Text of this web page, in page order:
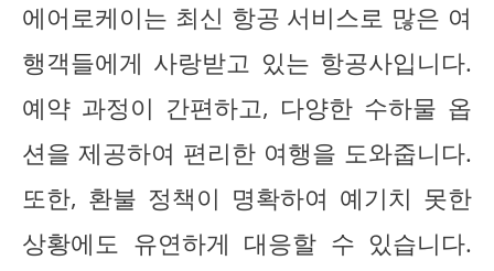
에어로케이는 최신 항공 서비스로 많은 여
행객들에게 사랑받고 있는 항공사입니다.
예약 과정이 간편하고, 다양한 수하물 옵
션을 제공하여 편리한 여행을 도와줍니다.
또한, 환불 정책이 명확하여 예기치 못한
상황에도 유연하게 대응할 수 있습니다.